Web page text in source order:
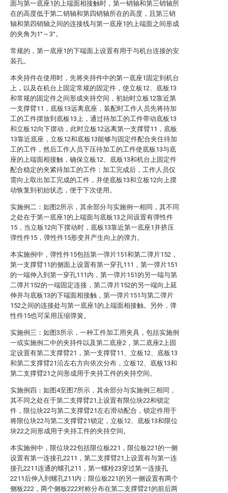
面与第一底座1的上端面相接触时，第一销轴和第三销轴所
在的高度低于第二销轴和第四销轴所在的高度，且第三销
轴和第四销轴之间的连接线与第一底座1的上端面之间形成
的夹角为1°～3°。
常规的，第一底座1的下端面上设置有用于与机台连接的安
装孔。
本夹持件在使用时，先将夹持件中的第一底座1固定到机台
上，以及在机台上固定常规的固定件，使立板12、底板13
和常规的固定件之间形成夹持空间，初始时立板12靠近第
一支撑臂11，底板13远离底座，装配时工作人员先将待加
工的工件摆放到底板13上，通过待加工的工件带动底板13
和立板12向下摆动，此时立板12远离第一支撑臂11，底板
13靠近底座，立板12和底板13能够与固定件配合夹住待加
工的工件，然后工作人员下压待加工的工件使底板13与底
座的上端面相接触，确保立板12、底板13和机台上固定件
配合稳定的夹紧待加工的工件；加工完成后，工作人员仅
需向上取出加工完成的工件，并使底板13和立板12向上摆
动恢复到初始状态，便于下次使用。
实施例二：如图2所示，其余部分与实施例一相同，其不同
之处在于第一底座1的上端面与底板13之间设置有弹性件
15，当立板12向下摆动时，底板13靠近第一底座1并挤压
弹性件15，弹性件15形变并产生向上的弹力。
本实施例中，弹性件15包括第一弹片151和第二弹片152，
第一支撑臂11的侧面上设置有第一穿孔111，第一弹片151
的一端伸入到第一穿孔111内，第一弹片151的另一端与第
二弹片152的一端固定连接，第二弹片152的另一端向上延
伸并与底板13的下端面相接触，第一弹片151与第二弹片
152之间的连接处与第一底座1的上端面相接触。另外，弹
性件15也可采用压缩弹簧。
实施例三：如图3所示，一种工件加工用夹具，包括实施例
一或实施例二中的夹持件以及第二底座2，第二底座2上固
定设置有第二支撑臂21，第一支撑臂11、立板12、底板13
和第二支撑臂21沿左右方向依次分布，立板12、底板13和
第二支撑臂21之间形成用于夹持工件的夹持空间。
实施例四：如图4至图7所示，其余部分与实施例三相同，
其不同之处在于第二支撑臂21上设置有限位块22和锁定
件，限位块22与第二支撑臂21左右滑动配合，锁定件用于
将限位块22与第二支撑臂21锁定，立板12、底板13和限位
块22之间形成用于夹持工件的夹持空间。
本实施例中，限位块22包括限位板221，限位板221的一侧
设置有第一连接孔2211，第二支撑臂21上设置有与第一连
接孔2211连通的螺孔211，第一螺栓23穿过第一连接孔
2211后伸入到螺孔211内；限位板221的另一侧设置有两个
侧板222，两个侧板222对称分布在第二支撑臂21的前后两